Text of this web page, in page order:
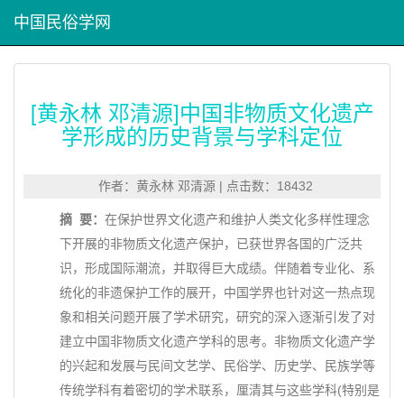
中国民俗学网
[黄永林 邓清源]中国非物质文化遗产
学形成的历史背景与学科定位
作者：黄永林 邓清源 | 点击数：18432
摘 要： 在保护世界文化遗产和维护人类文化多样性理念
下开展的非物质文化遗产保护，已获世界各国的广泛共
识，形成国际潮流，并取得巨大成绩。伴随着专业化、系
统化的非遗保护工作的展开，中国学界也针对这一热点现
象和相关问题开展了学术研究，研究的深入逐渐引发了对
建立中国非物质文化遗产学科的思考。非物质文化遗产学
的兴起和发展与民间文艺学、民俗学、历史学、民族学等
传统学科有着密切的学术联系，厘清其与这些学科(特别是